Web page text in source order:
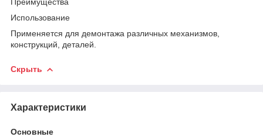
Использование
Применяется для демонтажа различных механизмов,
конструкций, деталей.
Скрыть
Характеристики
Основные